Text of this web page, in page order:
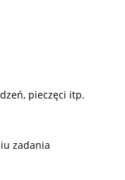
pieczęci itp.
zadania